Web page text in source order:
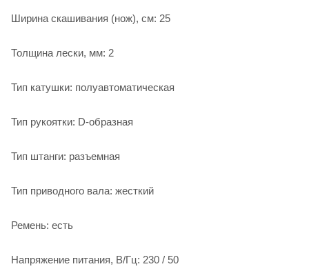
Ширина скашивания (нож), см: 25
Толщина лески, мм: 2
Тип катушки: полуавтоматическая
Тип рукоятки: D-образная
Тип штанги: разъемная
Тип приводного вала: жесткий
Ремень: есть
Напряжение питания, В/Гц: 230 / 50